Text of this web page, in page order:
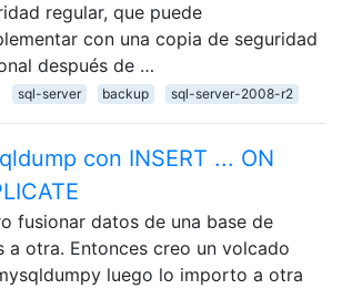
regular, que puede
con una copia de seguridad
después de …
sql-server backup sql-server-2008-r2
con INSERT ... ON
fusionar datos de una base de
a otra. Entonces creo un volcado
luego lo importo a otra